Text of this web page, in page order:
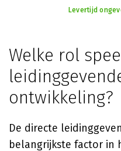
Levertijd
Welke rol
ontwikkeling?
De directe
belangrijkste factor in